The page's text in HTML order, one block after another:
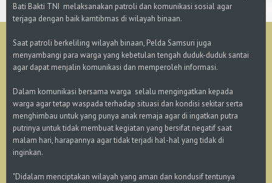
Bati Bakti TNI melaksanakan patroli dan komunikasi sosial agar
terjaga dengan baik kamtibmas di wilayah binaan.
Saat patroli berkeliling wilayah binaan, Pelda Samsuri juga
menyambangi para warga yang kebetulan tengah duduk-duduk santai
agar dapat menjalin komunikasi dan memperoleh informasi.
Dalam komunikasi bersama warga selalu mengingatkan kepada
warga agar tetap waspada terhadap situasi dan kondisi sekitar serta
menghimbau untuk yang punya anak remaja agar di ingatkan putra
putrinya untuk tidak membuat kegiatan yang bersifat negatif saat
malam hari, harapannya agar tidak terjadi hal-hal yang tidak di
inginkan.
"Didalam menciptakan wilayah yang aman dan kondusif tentunya